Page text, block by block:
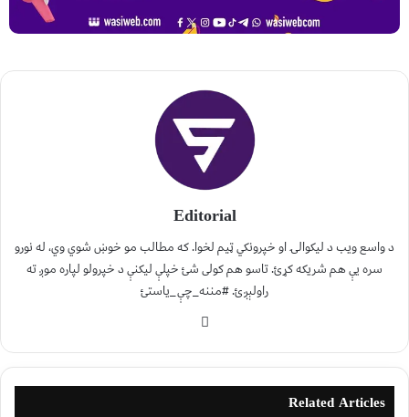
Editorial
د واسع ویب د لیکوالۍ او خپرونکي ټیم لخوا. که مطالب مو خوښ شوي وي، له نورو
سره یې هم شریکه کړئ. تاسو هم کولی شئ خپلې لیکنې د خپرولو لپاره موږ ته
راولېږئ. #مننه_چې_یاستئ
Related Articles